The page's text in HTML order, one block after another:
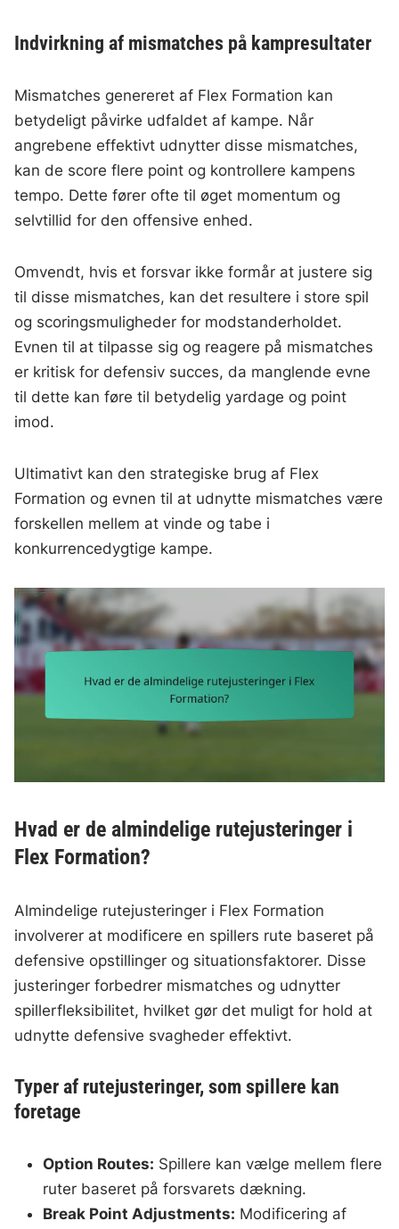
Indvirkning af mismatches på kampresultater
Mismatches genereret af Flex Formation kan
betydeligt påvirke udfaldet af kampe. Når
angrebene effektivt udnytter disse mismatches,
kan de score flere point og kontrollere kampens
tempo. Dette fører ofte til øget momentum og
selvtillid for den offensive enhed.
Omvendt, hvis et forsvar ikke formår at justere sig
til disse mismatches, kan det resultere i store spil
og scoringsmuligheder for modstanderholdet.
Evnen til at tilpasse sig og reagere på mismatches
er kritisk for defensiv succes, da manglende evne
til dette kan føre til betydelig yardage og point
imod.
Ultimativt kan den strategiske brug af Flex
Formation og evnen til at udnytte mismatches være
forskellen mellem at vinde og tabe i
konkurrencedygtige kampe.
Hvad er de almindelige rutejusteringer i
Flex Formation?
Almindelige rutejusteringer i Flex Formation
involverer at modificere en spillers rute baseret på
defensive opstillinger og situationsfaktorer. Disse
justeringer forbedrer mismatches og udnytter
spillerfleksibilitet, hvilket gør det muligt for hold at
udnytte defensive svagheder effektivt.
Typer af rutejusteringer, som spillere kan
foretage
Option Routes: Spillere kan vælge mellem flere
ruter baseret på forsvarets dækning.
Break Point Adjustments: Modificering af